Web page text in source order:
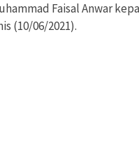
Faisal Anwar
(10/06/2021).